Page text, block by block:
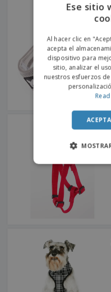
Ese sitio
Al hacer clic en
acepta el
dispositivo para
sitio, analizar el
nuestros esfuerzos